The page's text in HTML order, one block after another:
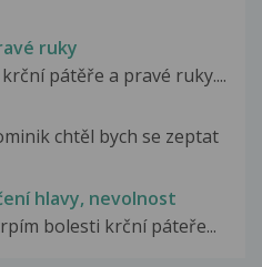
ruky
pátěře a pravé ruky....
chtěl bych se zeptat
hlavy, nevolnost
bolesti krční páteře...